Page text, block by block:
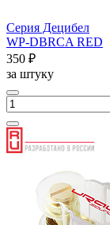
Серия Децибел
WP-DBRCA RED
350 ₽
за штуку